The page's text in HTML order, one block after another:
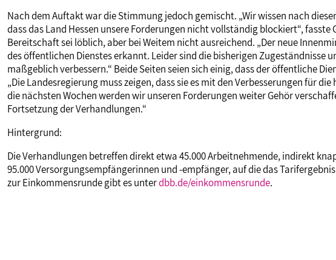
Nach dem Auftakt war die Stimmung jedoch gemischt. „Wir wissen nach
dass das Land Hessen unsere Forderungen nicht vollständig blockiert“, fasste
Bereitschaft sei löblich, aber bei Weitem nicht ausreichend. „Der neue
des öffentlichen Dienstes erkannt. Leider sind die bisherigen Zugeständnisse
maßgeblich verbessern.“ Beide Seiten seien sich einig, dass der öffentliche
„Die Landesregierung muss zeigen, dass sie es mit den Verbesserungen für
die nächsten Wochen werden wir unseren Forderungen weiter Gehör
Fortsetzung der Verhandlungen.“
Hintergrund:
Die Verhandlungen betreffen direkt etwa 45.000 Arbeitnehmende, indirekt
95.000 Versorgungsempfängerinnen und -empfänger, auf die das
zur Einkommensrunde gibt es unterdbb.de/einkommensrunde.